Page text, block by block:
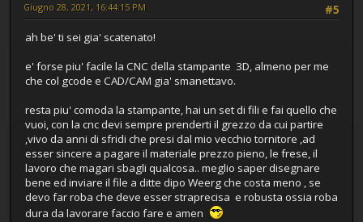
#5
Giugno 28, 2021, 16:44:15 PM
ah be' ti sei gia' scatenato!
e' forse piu' facile la CNC della stampante 3D, almeno per me
che col gcode e CAD/CAM gia' smanettavo.
resta piu' comoda la stampante, hai un set di fili e fai quello che
vuoi, con la cnc devi sempre prenderti il grezzo da cui partire
,vivo da anni di sfridi che presi dal mio vecchio tornitore ,ad
esser sincere a pagare il materiale prezzo pieno, le frese, il
lavoro che magari sbagli qualcosa.. meglio saper disegnare
bene ed inviare il file a ditte dipo Weerg che costa meno , se
devo far roba che deve esser straprecisa e robusta ossia roba
dura da lavorare faccio fare e amen